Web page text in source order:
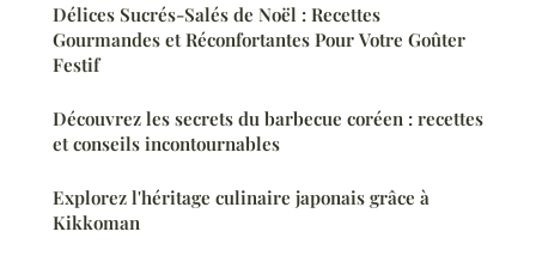
Délices Sucrés-Salés de Noël : Recettes
Gourmandes et Réconfortantes Pour Votre Goûter
Festif
Découvrez les secrets du barbecue coréen : recettes
et conseils incontournables
Explorez l'héritage culinaire japonais grâce à
Kikkoman